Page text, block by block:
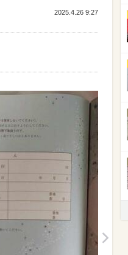
2025.4.26 9:27